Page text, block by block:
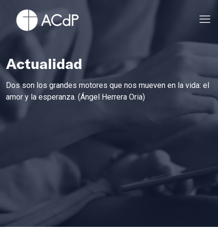
Actualidad
Dos son los grandes motores que nos mueven en la vida: el
amor y la esperanza. (Ángel Herrera Oria)